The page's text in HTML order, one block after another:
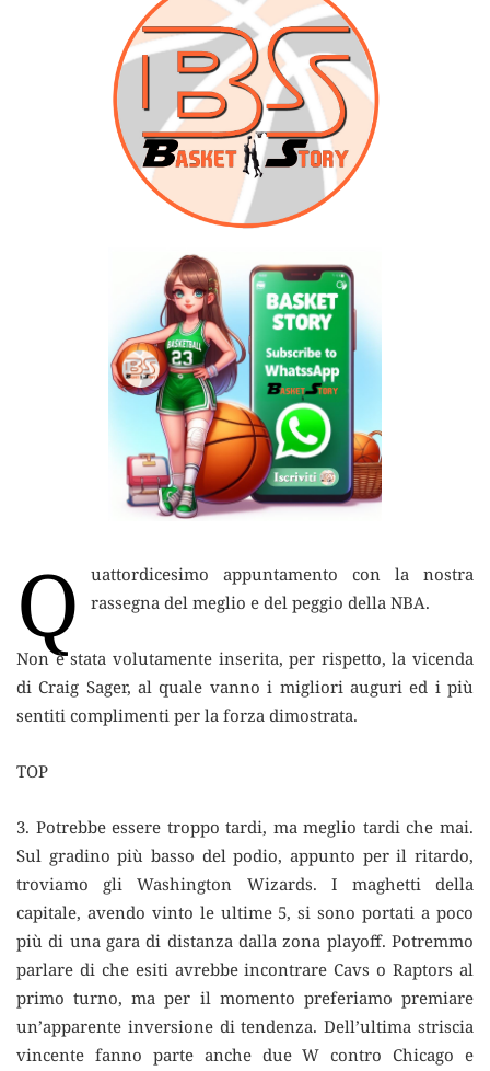
Q
uattordicesimo appuntamento con la nostra
rassegna del meglio e del peggio della NBA.
Non è stata volutamente inserita, per rispetto, la vicenda
di Craig Sager, al quale vanno i migliori auguri ed i più
sentiti complimenti per la forza dimostrata.
TOP
3. Potrebbe essere troppo tardi, ma meglio tardi che mai.
Sul gradino più basso del podio, appunto per il ritardo,
troviamo gli Washington Wizards. I maghetti della
capitale, avendo vinto le ultime 5, si sono portati a poco
più di una gara di distanza dalla zona playoff. Potremmo
parlare di che esiti avrebbe incontrare Cavs o Raptors al
primo turno, ma per il momento preferiamo premiare
un’apparente inversione di tendenza. Dell’ultima striscia
vincente fanno parte anche due W contro Chicago e